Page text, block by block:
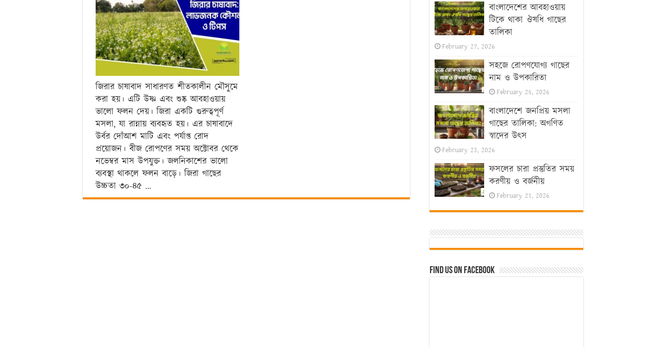
(cumin):
লাভজনক
কৌশল
ও
টিপস
জিরার চাষাবাদ সাধারণত শীতকালীন মৌসুমে
করা হয়। এটি উষ্ণ এবং শুষ্ক আবহাওয়ায়
ভালো ফলন দেয়। জিরা একটি গুরুত্বপূর্ণ
মসলা, যা রান্নায় ব্যবহৃত হয়। এর চাষাবাদে
উর্বর দোঁআশ মাটি এবং পর্যাপ্ত রোদ
প্রয়োজন। বীজ রোপণের সময় অক্টোবর থেকে
নভেম্বর মাস উপযুক্ত। জলনিকাশের ভালো
ব্যবস্থা থাকলে ফলন বাড়ে। জিরা গাছের
উচ্চতা ৩০-৪৫ …
বাংলাদেশের আবহাওয়ায়
টিকে থাকা ঔষধি গাছের
তালিকা
February 27, 2026
সহজে রোপণযোগ্য গাছের
নাম ও উপকারিতা
February 25, 2026
বাংলাদেশে জনপ্রিয় মসলা
গাছের তালিকা: অগণিত
স্বাদের উৎস
February 23, 2026
ফসলের চারা প্রস্তুতির সময়
করণীয় ও বর্জনীয়
February 21, 2026
Find us on Facebook